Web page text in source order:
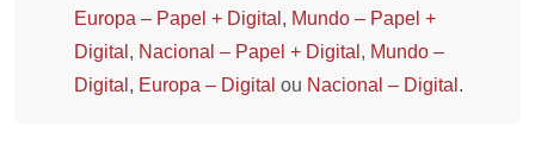
Europa – Papel + Digital , Mundo – Papel +
Digital , Nacional – Papel + Digital , Mundo –
Digital , Europa – Digital ou Nacional – Digital .